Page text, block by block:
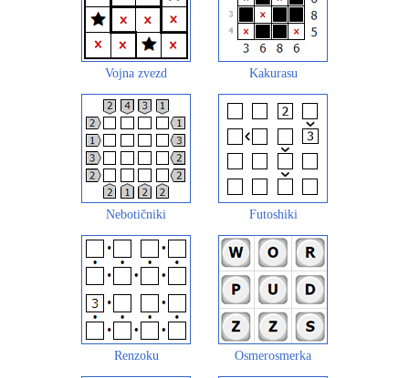
Vojna zvezd Kakurasu
Nebotičniki Futoshiki
Renzoku Osmerosmerka